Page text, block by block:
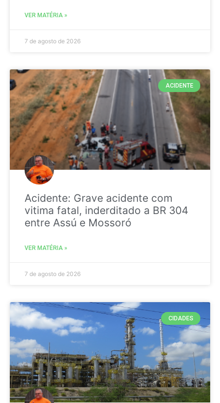
VER MATÉRIA »
7 de agosto de 2026
ACIDENTE
Acidente: Grave acidente com
vitima fatal, inderditado a BR 304
entre Assú e Mossoró
VER MATÉRIA »
7 de agosto de 2026
CIDADES